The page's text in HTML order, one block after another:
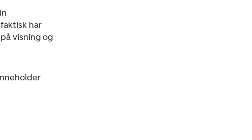
har
visning og